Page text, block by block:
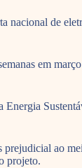
nacional de
em
ao
projeto.